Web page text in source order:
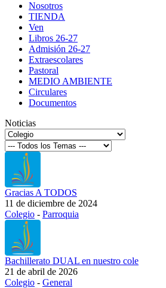
Nosotros
TIENDA
Ven
Libros 26-27
Admisión 26-27
Extraescolares
Pastoral
MEDIO AMBIENTE
Circulares
Documentos
Noticias
Gracias A TODOS
11 de diciembre de 2024
Colegio - Parroquia
Bachillerato DUAL en nuestro cole
21 de abril de 2026
Colegio - General